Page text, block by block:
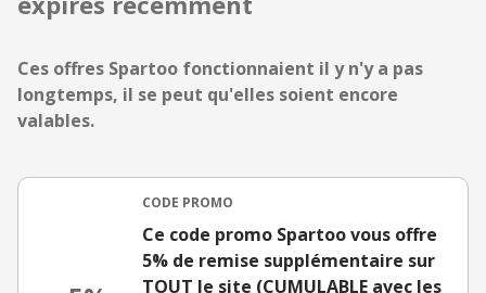
Ces offres Spartoo fonctionnaient il y n'y a pas
longtemps, il se peut qu'elles soient encore
valables.
CODE PROMO
Ce code promo Spartoo vous offre
5% de remise supplémentaire sur
TOUT le site (CUMULABLE avec les